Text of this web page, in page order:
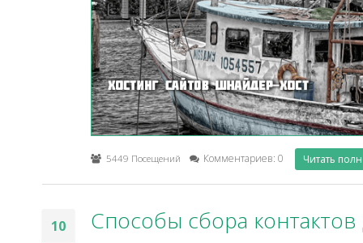
5449 Посещений Комментариев: 0 Читать
10 Способы сбора контактов